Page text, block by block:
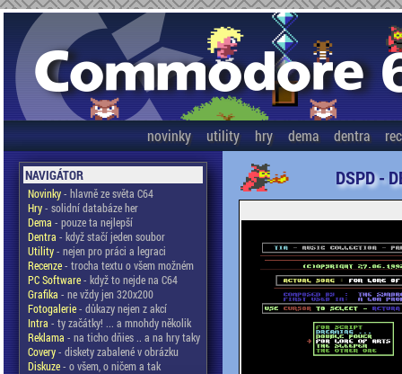
novinky utility hry dema dentra
NAVIGÁTOR
Novinky- hlavně ze světa C64
Hry- solidní databáze her
Dema - pouze ta nejlepší
Dentra - když stačí jeden soubor
Utility- nejen pro práci a legraci
Recenze- trocha textu o všem možném
PC Software- když to nejde na C64
Grafika - ne vždy jen 320x200
Fotogalerie- důkazy nejen z akcí
Intra - ty začátky! ... a mnohdy několik
Reklama - na ticho dňies .. a na hry taky
Covery- diskety zabalené v obrázku
Diskuze- o všem, o ničem a tak
DSPD -